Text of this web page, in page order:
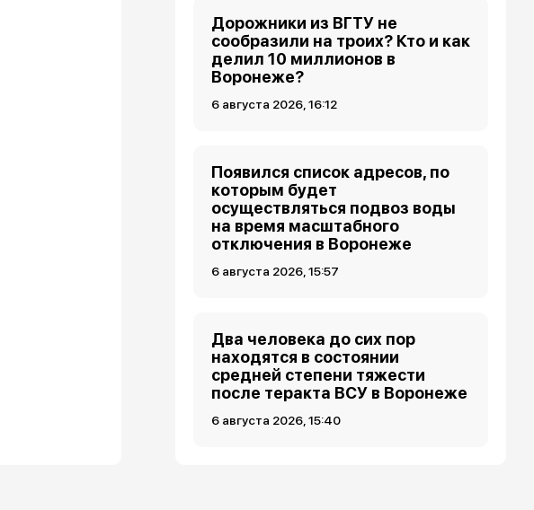
Дорожники из ВГТУ не
сообразили на троих? Кто и как
делил 10 миллионов в
Воронеже?
6 августа 2026, 16:12
Появился список адресов, по
которым будет
осуществляться подвоз воды
на время масштабного
отключения в Воронеже
6 августа 2026, 15:57
Два человека до сих пор
находятся в состоянии
средней степени тяжести
после теракта ВСУ в Воронеже
6 августа 2026, 15:40